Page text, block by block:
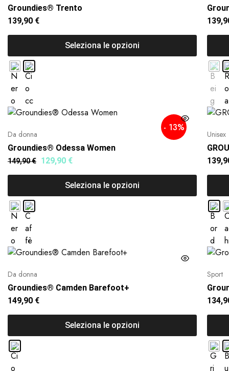
Groundies® Trento
139,90 €
Seleziona le opzioni
- 13%
Da donna
Groundies® Odessa Women
149,90€ 129,90 €
Seleziona le opzioni
Unisex
Da donna
Groundies® Camden Barefoot+
149,90 €
Seleziona le opzioni
Sport